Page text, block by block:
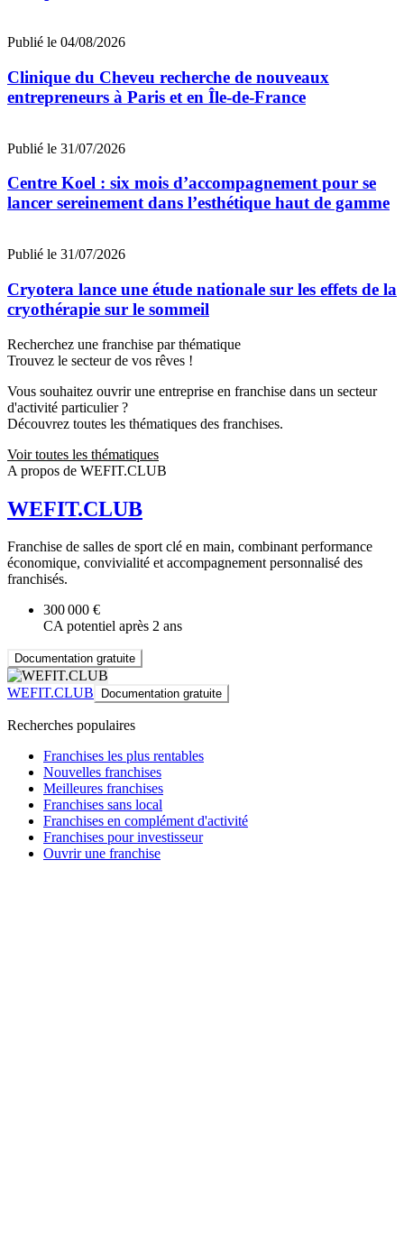
Publié le 04/08/2026
Clinique du Cheveu recherche de nouveaux
entrepreneurs à Paris et en Île-de-France
Publié le 31/07/2026
Centre Koel : six mois d’accompagnement pour se
lancer sereinement dans l’esthétique haut de gamme
Publié le 31/07/2026
Cryotera lance une étude nationale sur les effets de la
cryothérapie sur le sommeil
Recherchez une franchise par thématique
Trouvez le secteur de vos rêves !
Vous souhaitez ouvrir une entreprise en franchise dans un secteur
d'activité particulier ?
Découvrez toutes les thématiques des franchises.
Voir toutes les thématiques
A propos de WEFIT.CLUB
WEFIT.CLUB
Franchise de salles de sport clé en main, combinant performance
économique, convivialité et accompagnement personnalisé des
franchisés.
300 000 €
CA potentiel après 2 ans
Documentation gratuite
WEFIT.CLUB Documentation gratuite
Recherches populaires
Franchises les plus rentables
Nouvelles franchises
Meilleures franchises
Franchises sans local
Franchises en complément d'activité
Franchises pour investisseur
Ouvrir une franchise